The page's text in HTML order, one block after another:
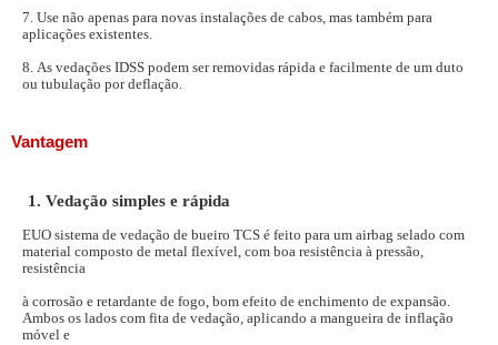
7. Use não apenas para novas instalações de cabos, mas também para
aplicações existentes.
8. As vedações IDSS podem ser removidas rápida e facilmente de um duto
ou tubulação por deflação.
Vantagem
1. Vedação simples e rápida
EUO sistema de vedação de bueiro TCS é feito para um airbag selado com
material composto de metal flexível, com boa resistência à pressão,
resistência
à corrosão e retardante de fogo, bom efeito de enchimento de expansão.
Ambos os lados com fita de vedação, aplicando a mangueira de inflação
móvel e